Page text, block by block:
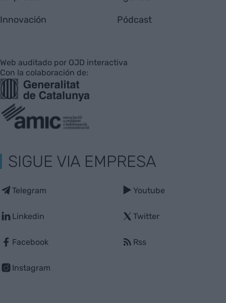
Innovación Pódcast
Web auditado por OJD interactiva
Con la colaboración de:
SIGUE VIA EMPRESA
Telegram
Linkedin
Facebook
Instagram
Youtube
Twitter
Rss